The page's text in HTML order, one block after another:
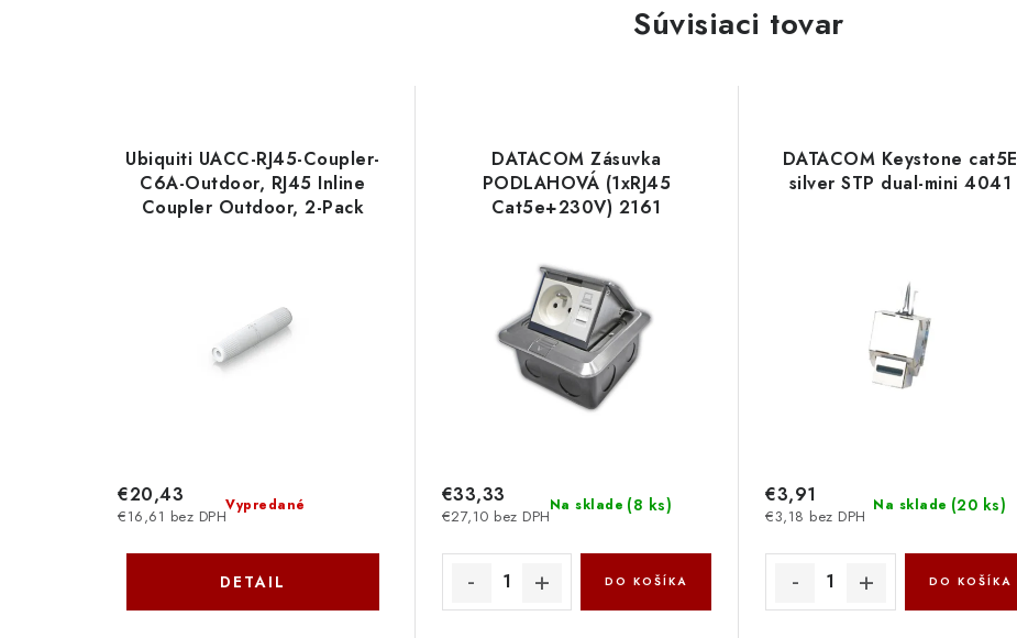
Súvisiaci tovar
Ubiquiti UACC-RJ45-Coupler-
C6A-Outdoor, RJ45 Inline
Coupler Outdoor, 2-Pack
Vypredané
€16,61 bez DPH
€20,43
DETAIL
DATACOM Zásuvka
PODLAHOVÁ (1xRJ45
Cat5e+230V) 2161
Na sklade (8 ks)
€27,10 bez DPH
€33,33
DO KOŠÍKA
DATACOM Keystone cat5E
silver STP dual-mini 4041
Na sklade (20 ks)
€3,18 bez DPH
€3,91
DO KOŠÍKA